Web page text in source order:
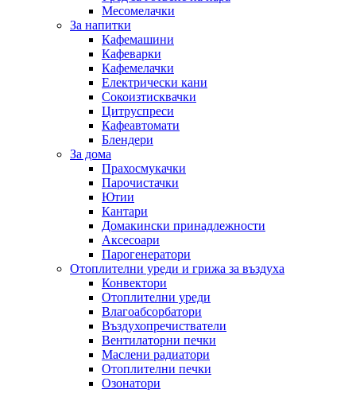
Месомелачки
За напитки
Кафемашини
Кафеварки
Кафемелачки
Електрически кани
Сокоизтисквачки
Цитруспреси
Кафеавтомати
Блендери
За дома
Прахосмукачки
Парочистачки
Ютии
Кантари
Домакински принадлежности
Аксесоари
Парогенератори
Отоплителни уреди и грижа за въздуха
Конвектори
Отоплителни уреди
Влагоабсорбатори
Въздухопречистватели
Вентилаторни печки
Маслени радиатори
Отоплителни печки
Озонатори